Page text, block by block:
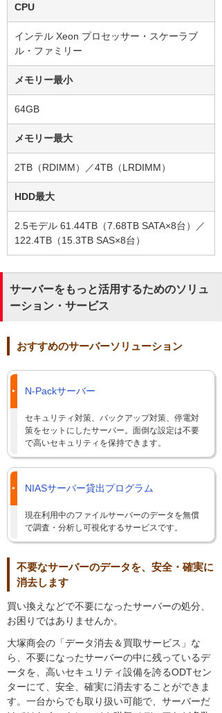
CPU
インテル Xeon プロセッサー・スケーラブ
ル・ファミリー
メモリー最小
64GB
メモリー最大
2TB（RDIMM）／4TB（LRDIMM）
HDD最大
2.5モデル 61.44TB（7.68TB SATA×8台）／
122.4TB（15.3TB SAS×8台）
サーバーをもっと活用するためのソリュ
ーション・サービス
おすすめのサーバーソリューション
N-Packサーバー
セキュリティ対策、バックアップ対策、停電対
策をセットにしたサーバー。面倒な設定は不要
で高いセキュリティを保持できます。
NIASサーバー貸出プログラム
現在利用中のファイルサーバーのデータを無償
で調査・分析し可視化するサービスです。
不要なサーバーのデータを、安全・確実に
消去します
買い換えなどで不要になったサーバーの処分、
お困りではありませんか。
大塚商会の「データ消去＆買取サービス」な
ら、不要になったサーバーの中に残っているデ
ータを、高いセキュリティ設備を誇るODTセン
ターにて、安全、確実に消去することができま
す。一台からでも取り扱い可能で、サーバーだ